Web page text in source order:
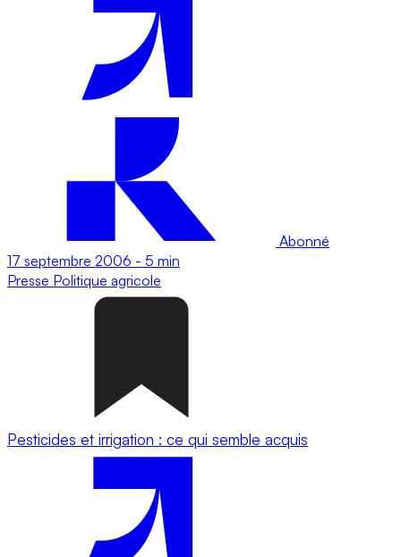
Abonné
17 septembre 2006 - 5 min
Presse Politique agricole
Pesticides et irrigation : ce qui semble acquis